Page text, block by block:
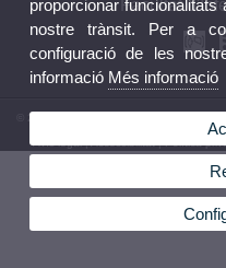
Facultat
© 2026 UV. - Av. Menéndez y Pelayo,
Avís legal|Accessibilitat|Política
proporcionar
nostre trànsit. Per a
configuració de les
informació Més informació